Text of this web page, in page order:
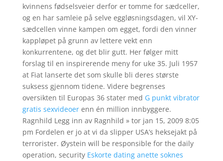
kvinnens fødselsveier derfor er tomme for sædceller,
og en har samleie på selve eggløsningsdagen, vil XY-
sædcellen vinne kampen om egget, fordi den vinner
kappløpet på grunn av lettere vekt enn
konkurrentene, og det blir gutt. Her følger mitt
forslag til en inspirerende meny for uke 35. Juli 1957
at Fiat lanserte det som skulle bli deres største
suksess gjennom tidene. Videre begrenses
oversikten til Europas 36 stater med G punkt vibrator
gratis sexvideoerenn én million innbyggere.
Ragnhild Legg inn av Ragnhild » tor jan 15, 2009 8:05
pm Fordelen er jo at vi da slipper USA’s heksejakt på
terrorister. Øystein will be responsible for the daily
operation, security Eskorte dating anette soknes